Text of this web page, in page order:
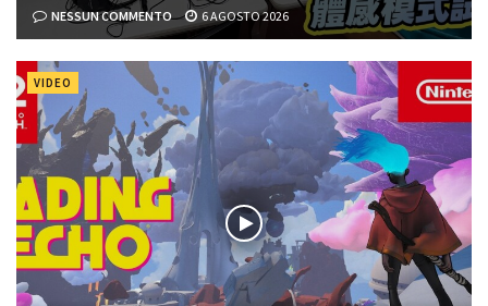
NESSUN COMMENTO 6 AGOSTO 2026
VIDEO